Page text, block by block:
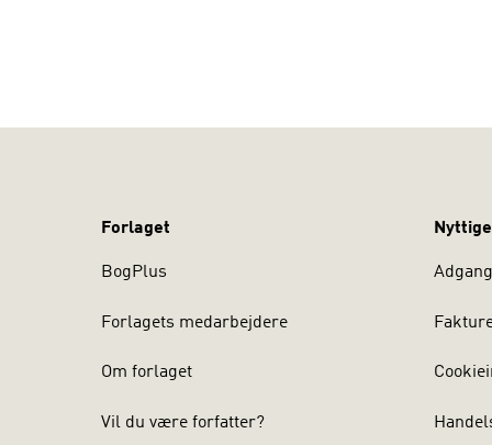
Bogen
Forlaget
BogPlus
Forlagets medarbejdere
Om forlaget
Vil du være forfatter?